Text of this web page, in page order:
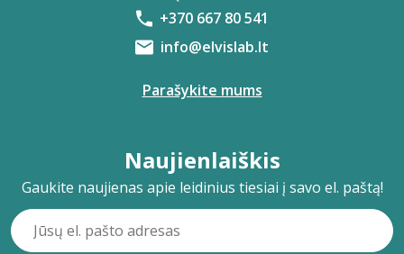
+370 667 80 541
info@elvislab.lt
Parašykite mums
Naujienlaiškis
Gaukite naujienas apie leidinius tiesiai į savo el. paštą!